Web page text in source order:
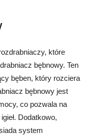
które
bębnowy. Ten
bęben, który rozciera
bębnowy jest
co pozwala na
Dodatkowo,
system